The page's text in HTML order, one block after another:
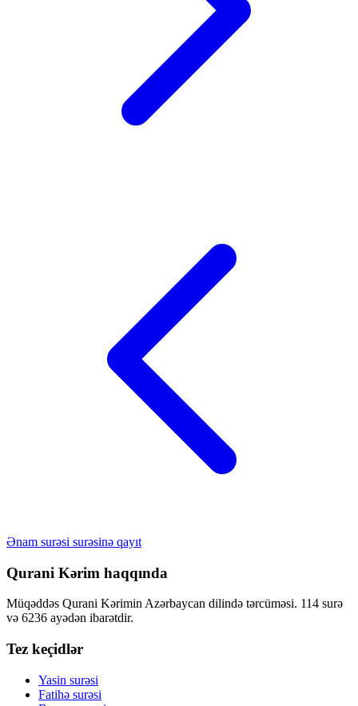
Ənam surəsi surəsinə qayıt
Qurani Kərim haqqında
Müqəddəs Qurani Kərimin Azərbaycan dilində tərcüməsi. 114 surə
və 6236 ayədən ibarətdir.
Tez keçidlər
Yasin surəsi
Fatihə surəsi